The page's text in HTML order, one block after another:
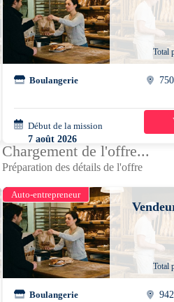
Total
Boulangerie
Début de la mission
7 août 2026
13h00 - 20h30
1
Chargement de l'offre...
Préparation des détails de l'offre
Auto-entrepreneur
Total
Boulangerie